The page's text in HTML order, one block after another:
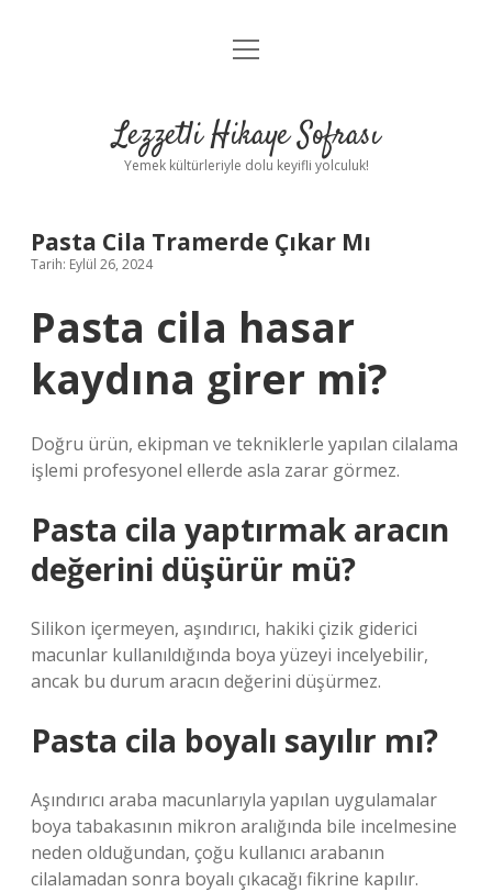
Anasayfa
Yasal Uyarı
menüyü
Lezzetli Hikaye Sofrası
Yemek kültürleriyle dolu keyifli yolculuk!
Pasta Cila Tramerde Çıkar Mı
Tarih: Eylül 26, 2024
Pasta cila hasar
kaydına girer mi?
Doğru ürün, ekipman ve tekniklerle yapılan cilalama
işlemi profesyonel ellerde asla zarar görmez.
Pasta cila yaptırmak aracın
değerini düşürür mü?
Silikon içermeyen, aşındırıcı, hakiki çizik giderici
macunlar kullanıldığında boya yüzeyi incelyebilir,
ancak bu durum aracın değerini düşürmez.
Pasta cila boyalı sayılır mı?
Aşındırıcı araba macunlarıyla yapılan uygulamalar
boya tabakasının mikron aralığında bile incelmesine
neden olduğundan, çoğu kullanıcı arabanın
cilalamadan sonra boyalı çıkacağı fikrine kapılır.